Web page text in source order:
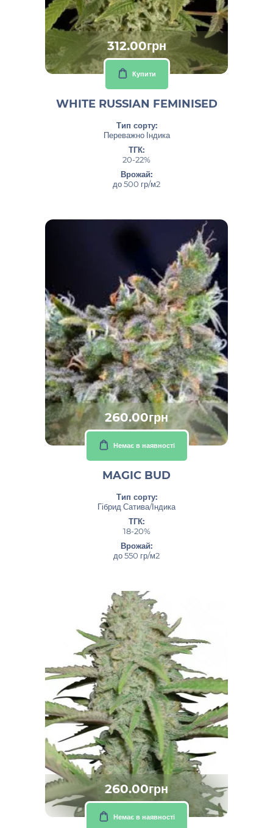
312.00грн
Купити
WHITE RUSSIAN FEMINISED
Тип сорту:
Переважно Індика
ТГК:
20-22%
Врожай:
до 500 гр/м2
260.00грн
Немає в наявності
MAGIC BUD
Тип сорту:
Гібрид Сатива/Індика
ТГК:
18-20%
Врожай:
до 550 гр/м2
260.00грн
Немає в наявності